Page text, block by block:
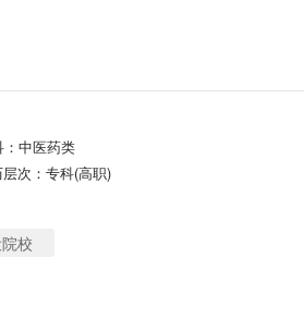
：中医药类
次：专科(高职)
校